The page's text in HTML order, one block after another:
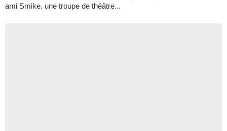
ami Smike, une troupe de théâtre...